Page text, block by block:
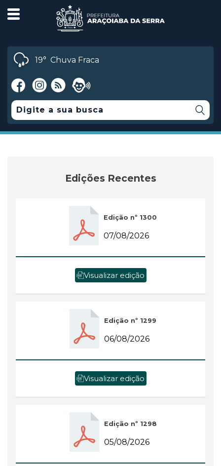
19° Chuva Fraca
Edições Recentes
Edição nº 1300
07/08/2026
Visualizar edição
Edição nº 1299
06/08/2026
Visualizar edição
Edição nº 1298
05/08/2026